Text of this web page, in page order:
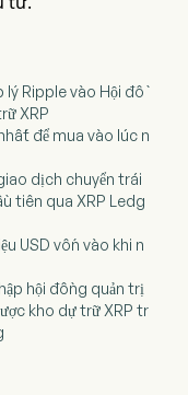
lý Ripple vào Hội đồ
XRP
để mua vào lúc n
dịch chuyển trái
tiên qua XRP Ledg
USD vốn vào khi n
hội đồng quản trị
kho dự trữ XRP tr